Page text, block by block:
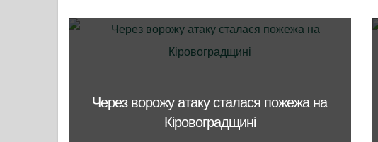
Через ворожу атаку сталася пожежа на
Кіровоградщині